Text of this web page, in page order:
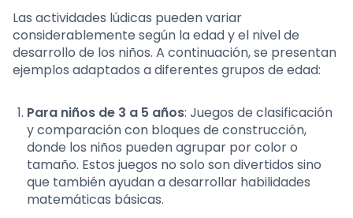
Las actividades lúdicas pueden variar
considerablemente según la edad y el nivel de
desarrollo de los niños. A continuación, se presentan
ejemplos adaptados a diferentes grupos de edad:
Para niños de 3 a 5 años: Juegos de clasificación
y comparación con bloques de construcción,
donde los niños pueden agrupar por color o
tamaño. Estos juegos no solo son divertidos sino
que también ayudan a desarrollar habilidades
matemáticas básicas.